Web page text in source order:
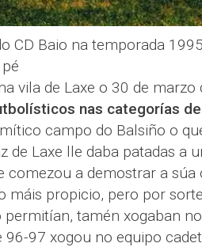
CD Baio na temporada
vila de Laxe o 30 de marzo
nas categorías de
campo do Balsiño o
de Laxe lle daba patadas a
comezou a demostrar a súa
máis propicio, pero por
tamén xogaban
97 xogou no equipo